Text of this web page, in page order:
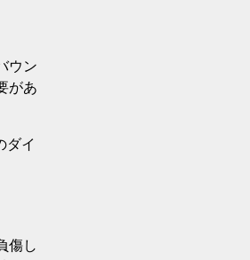
ウン
があ
ダイ
傷し